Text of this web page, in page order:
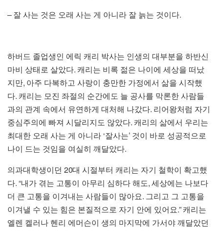
– 잘 사는 것은 오래 사는 게 아니라 잘 늙는 것이다.
하버드 졸업생인 에릭 캐리 박사는 인생의 대부분을 하반신
마비 상태로 살았다. 캐리는 비록 젊은 나이에 세상을 떠났
지만, 아주 다복하고 사랑이 충만한 가정에서 삶을 시작했
다. 캐리는 모진 좌절의 순간에도 늘 공사를 막론한 사람들
과의 관계 속에서 유연하게 대처해 나갔다. 리어왕처럼 자기
중심주의에 빠져 시달리지도 않았다. 캐리의 삶에서 우리는
최대한 오래 사는 게 아니라 ‘잘사는’ 것이 바로 성공적으로
나이 드는 것임을 여실히 깨달았다.
의과대학생이던 20대 시절부터 캐리는 자기 철학이 확고했
다. “내가 겪는 고통이 아무리 심하다 해도,세상에는 나보다
더 큰 고통을 이겨내는 사람들이 많아요. 그리고 그 고통을
이겨낼 수 있는 힘은 본질적으로 자기 안에 있어요.” 캐리는
엘렌 켈러나 헨리 에머슨이 생의 마지막에 가서야 깨달았던